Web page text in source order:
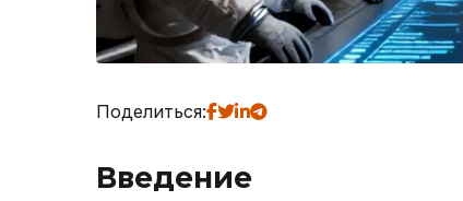
Поделиться:
Введение